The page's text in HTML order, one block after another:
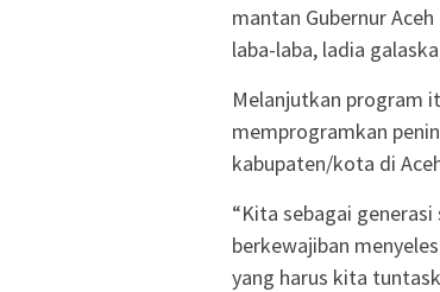
mantan Gubernur
laba-laba, ladia
Melanjutkan program
memprogramkan
kabupaten/kota di
“Kita sebagai
berkewajiban
yang harus kita